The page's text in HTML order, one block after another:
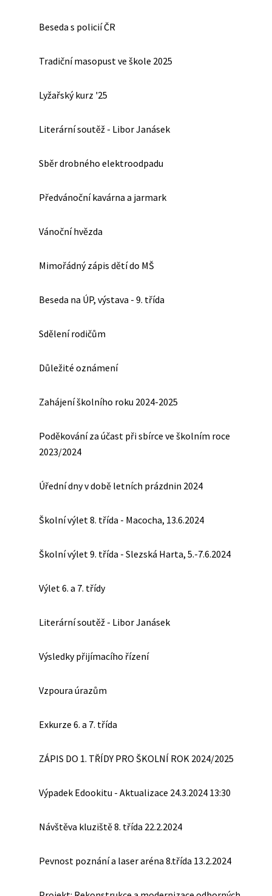
Beseda s policií ČR
Tradiční masopust ve škole 2025
Lyžařský kurz '25
Literární soutěž - Libor Janásek
Sběr drobného elektroodpadu
Předvánoční kavárna a jarmark
Vánoční hvězda
Mimořádný zápis dětí do MŠ
Beseda na ÚP, výstava - 9. třída
Sdělení rodičům
Důležité oznámení
Zahájení školního roku 2024-2025
Poděkování za účast při sbírce ve školním roce
2023/2024
Úřední dny v době letních prázdnin 2024
Školní výlet 8. třída - Macocha, 13.6.2024
Školní výlet 9. třída - Slezská Harta, 5.-7.6.2024
Výlet 6. a 7. třídy
Literární soutěž - Libor Janásek
Výsledky přijímacího řízení
Vzpoura úrazům
Exkurze 6. a 7. třída
ZÁPIS DO 1. TŘÍDY PRO ŠKOLNÍ ROK 2024/2025
Výpadek Edookitu - Aktualizace 24.3.2024 13:30
Návštěva kluziště 8. třída 22.2.2024
Pevnost poznání a laser aréna 8.třída 13.2.2024